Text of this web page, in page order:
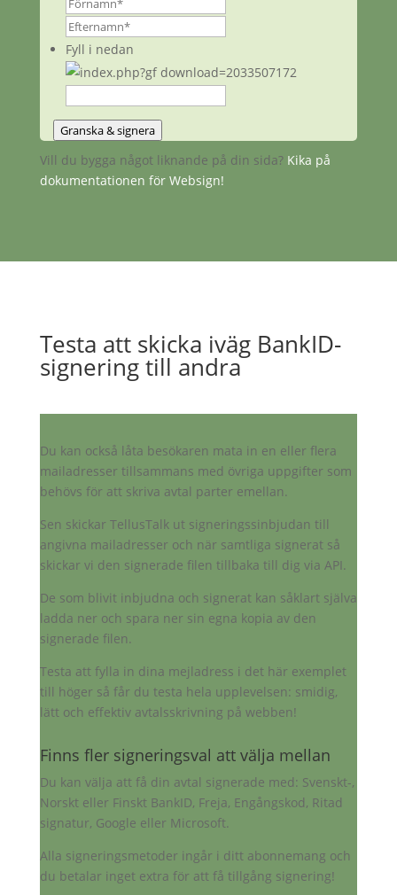
Fyll i nedan
Granska & signera
Vill du bygga något liknande på din sida? Kika på
dokumentationen för Websign!
Testa att skicka iväg BankID-
signering till andra
Du kan också låta besökaren mata in en eller flera
mailadresser tillsammans med övriga uppgifter som
behövs för att skriva avtal parter emellan.
Sen skickar TellusTalk ut signeringssinbjudan till
angivna mailadresser och när samtliga signerat så
skickar vi den signerade filen tillbaka till dig via API.
De som blivit inbjudna och signerat kan såklart själva
ladda ner och spara ner sin egna kopia av den
signerade filen.
Testa att fylla in dina mejladress i det här exemplet
till höger så får du testa hela upplevelsen: smidig,
lätt och effektiv avtalsskrivning på webben!
Finns fler signeringsval att välja mellan
Du kan välja att få din avtal signerade med: Svenskt-,
Norskt eller Finskt BankID, Freja, Engångskod, Ritad
signatur, Google eller Microsoft.
Alla signeringsmetoder ingår i ditt abonnemang och
du betalar inget extra för att få tillgång signering!